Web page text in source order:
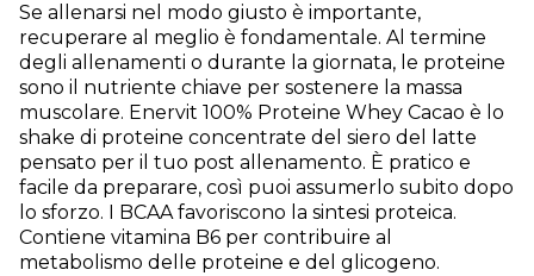
Se allenarsi nel modo giusto è importante,
recuperare al meglio è fondamentale. Al termine
degli allenamenti o durante la giornata, le proteine
sono il nutriente chiave per sostenere la massa
muscolare. Enervit 100% Proteine Whey Cacao è lo
shake di proteine concentrate del siero del latte
pensato per il tuo post allenamento. È pratico e
facile da preparare, così puoi assumerlo subito dopo
lo sforzo. I BCAA favoriscono la sintesi proteica.
Contiene vitamina B6 per contribuire al
metabolismo delle proteine e del glicogeno.